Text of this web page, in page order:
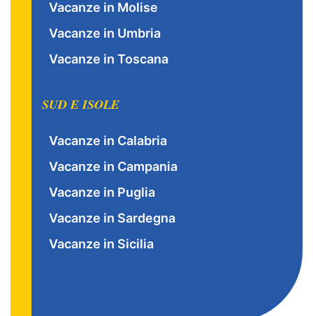
Vacanze in Molise
Vacanze in Umbria
Vacanze in Toscana
SUD E ISOLE
Vacanze in Calabria
Vacanze in Campania
Vacanze in Puglia
Vacanze in Sardegna
Vacanze in Sicilia